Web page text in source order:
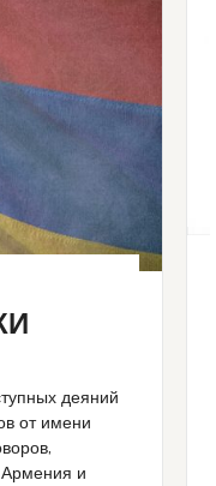
деяний
от имени
Армения и